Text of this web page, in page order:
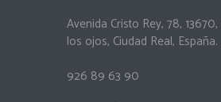
Avenida Cristo Rey, 78, 13670,
los ojos, Ciudad Real, España.
926 89 63 90